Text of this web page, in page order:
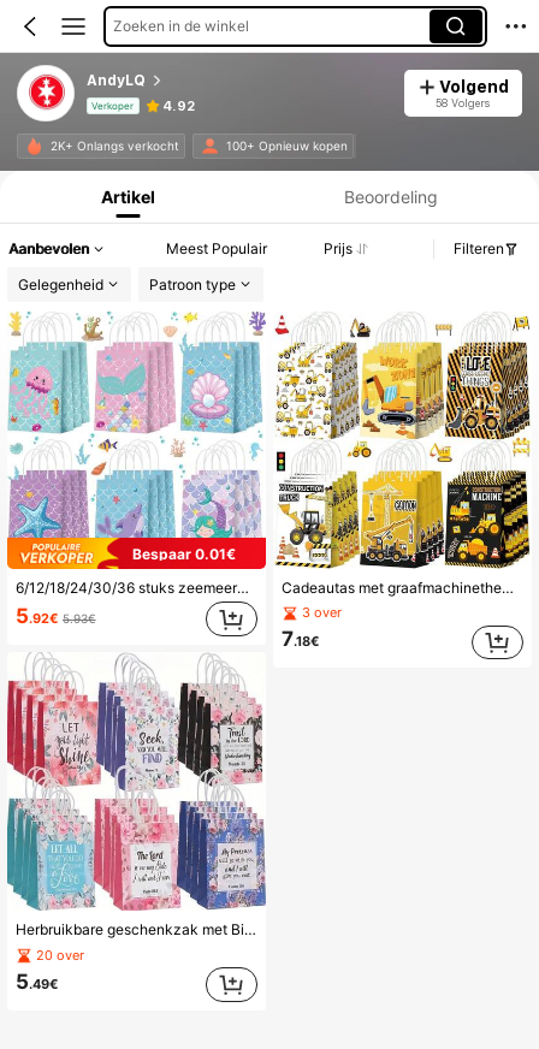
Zoeken in de winkel
AndyLQ
Verkoper 4.92
Volgend
58 Volgers
2K+ Onlangs verkocht 100+ Opnieuw kopen
Productinformatie: Prijsopenbaring, Verkoop- en Voorraadgegevens.
Artikel Beoordeling
Aanbevolen Meest Populair Prijs
Filteren
Gelegenheid
Patroon type
Bespaar 0.01€
6/12/18/24/30/36 stuks zeemeerminthema feestcadeautasjes met handvatten, parelmoer zeemeermin cadeautasjes, onderwater voedselcadeauverpakkingen, geschikt voor verjaardagsfeestdecoraties, snackcadeauverpakkingen
5.92€ 5.93€
Herbruikbare geschenkzak met Bijbelvers en bloemmotief, papieren geschenkzak met christelijk doophandvat voor vrouwen, bruiloft, verjaardagscadeauverpakking
20 over
5.49€
Cadeautas met graafmachinethema, bedrukte draagtas voor bouwvoertuigen, draagbare snoepgeschenkzak met cartoon-bouwthema, geschikt voor verjaardags-, vakantie- en bouwfeestdecoraties
3 over
7.18€